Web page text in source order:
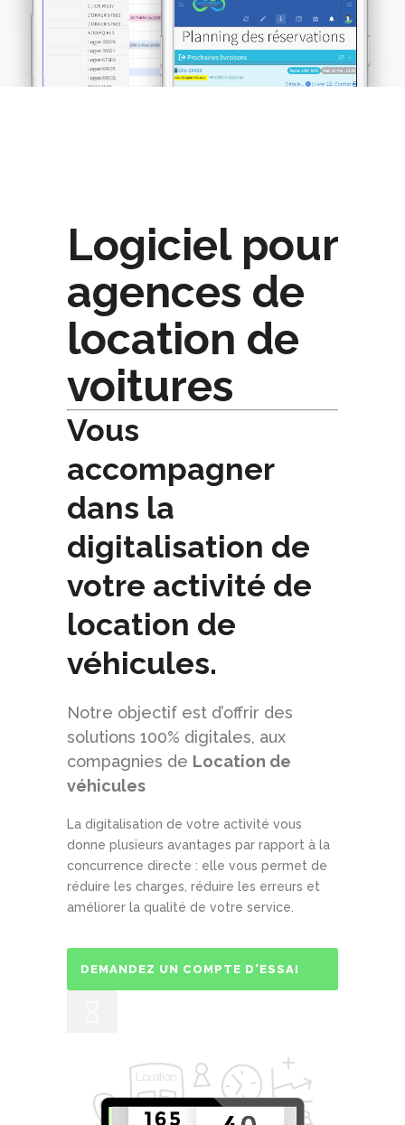
Logiciel pour
agences de
location de
voitures
Vous
accompagner
dans la
digitalisation de
votre activité de
location de
véhicules.
Notre objectif est d’offrir des
solutions 100% digitales, aux
compagnies de Location de
véhicules
La digitalisation de votre activité vous
donne plusieurs avantages par rapport à la
concurrence directe : elle vous permet de
réduire les charges, réduire les erreurs et
améliorer la qualité de votre service.
DEMANDEZ UN COMPTE D'ESSAI